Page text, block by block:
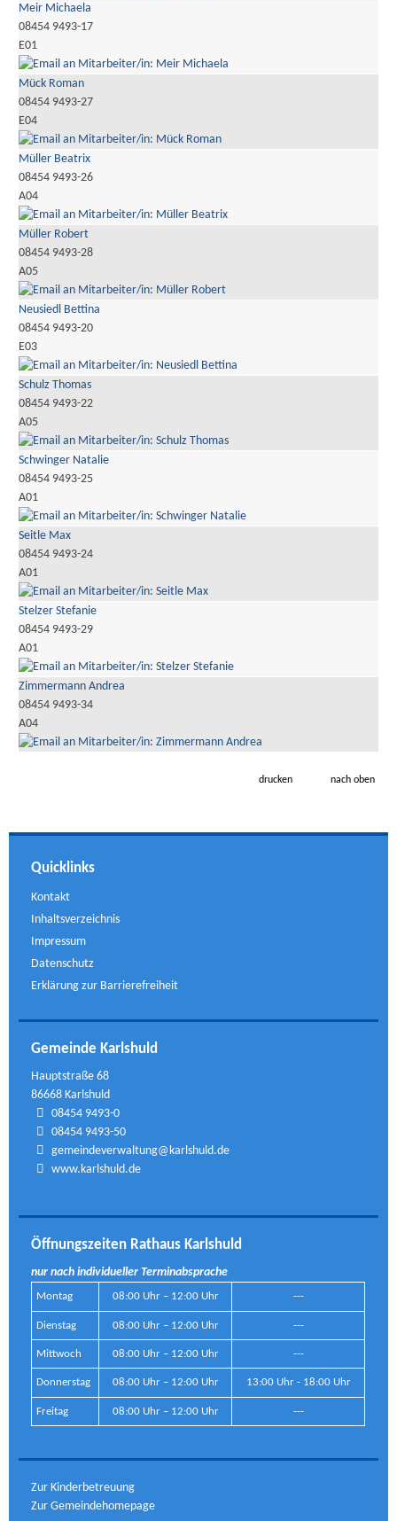
Meir Michaela
08454 9493-17
E01
Mück Roman
08454 9493-27
E04
Müller Beatrix
08454 9493-26
A04
Müller Robert
08454 9493-28
A05
Neusiedl Bettina
08454 9493-20
E03
Schulz Thomas
08454 9493-22
A05
Schwinger Natalie
08454 9493-25
A01
Seitle Max
08454 9493-24
A01
Stelzer Stefanie
08454 9493-29
A01
Zimmermann Andrea
08454 9493-34
A04
drucken nach oben
Quicklinks
Kontakt
Inhaltsverzeichnis
Impressum
Datenschutz
Erklärung zur Barrierefreiheit
Gemeinde Karlshuld
Hauptstraße 68
86668 Karlshuld
08454 9493-0
08454 9493-50
gemeindeverwaltung@karlshuld.de
www.karlshuld.de
Öffnungszeiten Rathaus Karlshuld
nur nach individueller Terminabsprache
Montag 08:00 Uhr – 12:00 Uhr ---
Dienstag 08:00 Uhr – 12:00 Uhr ---
Mittwoch 08:00 Uhr – 12:00 Uhr ---
Donnerstag 08:00 Uhr – 12:00 Uhr 13:00 Uhr - 18:00 Uhr
Freitag 08:00 Uhr – 12:00 Uhr ---
Zur Kinderbetreuung
Zur Gemeindehomepage